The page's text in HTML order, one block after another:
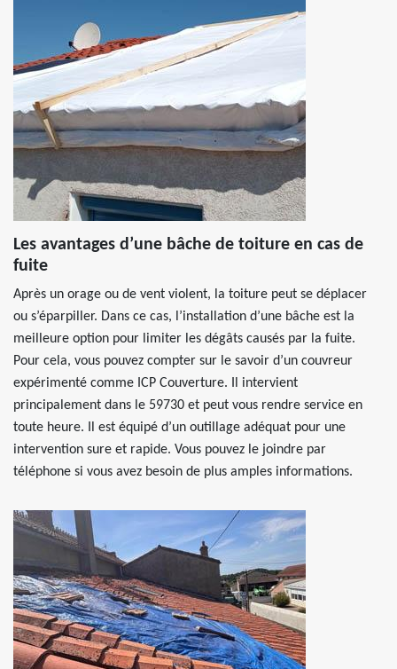
Les avantages d’une bâche de toiture en cas de
fuite
Après un orage ou de vent violent, la toiture peut se déplacer
ou s’éparpiller. Dans ce cas, l’installation d’une bâche est la
meilleure option pour limiter les dégâts causés par la fuite.
Pour cela, vous pouvez compter sur le savoir d’un couvreur
expérimenté comme ICP Couverture. Il intervient
principalement dans le 59730 et peut vous rendre service en
toute heure. Il est équipé d’un outillage adéquat pour une
intervention sure et rapide. Vous pouvez le joindre par
téléphone si vous avez besoin de plus amples informations.